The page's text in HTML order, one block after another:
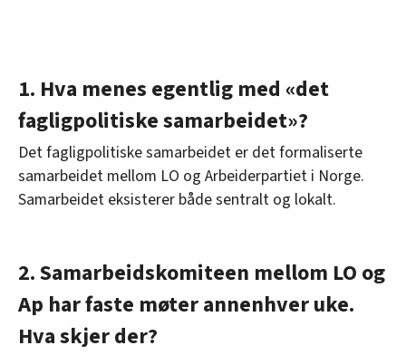
1. Hva menes egentlig med «det
fagligpolitiske samarbeidet»?
Det fagligpolitiske samarbeidet er det formaliserte
samarbeidet mellom LO og Arbeiderpartiet i Norge.
Samarbeidet eksisterer både sentralt og lokalt.
2. Samarbeidskomiteen mellom LO og
Ap har faste møter annenhver uke.
Hva skjer der?